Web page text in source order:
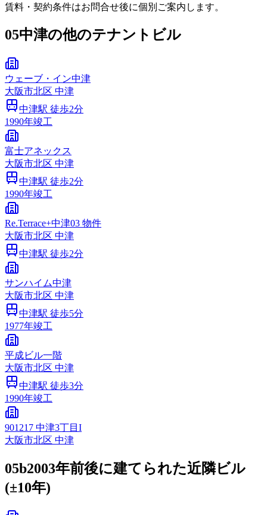
賃料・契約条件はお問合せ後に個別ご案内します。
05中津の他のテナントビル
ウェーブ・イン中津
大阪市北区 中津
中津駅 徒歩2分
1990年竣工
富士アネックス
大阪市北区 中津
中津駅 徒歩2分
1990年竣工
Re.Terrace+中津03 物件
大阪市北区 中津
中津駅 徒歩2分
サンハイム中津
大阪市北区 中津
中津駅 徒歩5分
1977年竣工
平成ビル一階
大阪市北区 中津
中津駅 徒歩3分
1990年竣工
901217 中津3丁目I
大阪市北区 中津
05b2003年前後に建てられた近隣ビル
(±10年)